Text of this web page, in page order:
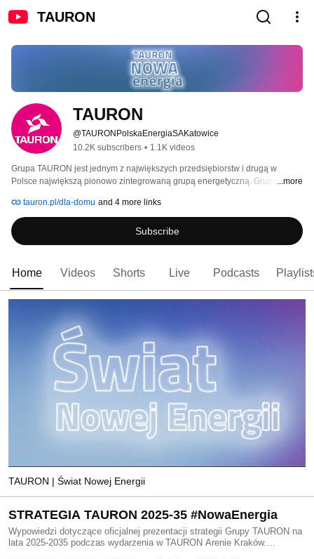
TAURON
TAURON
@TAURONPolskaEnergiaSAKatowice
10.2K subscribers • 1.1K videos
Grupa TAURON jest jednym z największych przedsiębiorstw i drugą w
Polsce największą pionowo zintegrowaną grupą energetyczną. Grupa ...more
tauron.pl/dla-domu and 4 more links
Subscribe
Home Videos Shorts Live Podcasts
TAURON | Świat Nowej Energii
STRATEGIA TAURON 2025-35 #NowaEnergia
Wypowiedzi dotyczące oficjalnej prezentacji strategii Grupy TAURON na
lata 2025-2035 podczas wydarzenia w TAURON Arenie Kraków.